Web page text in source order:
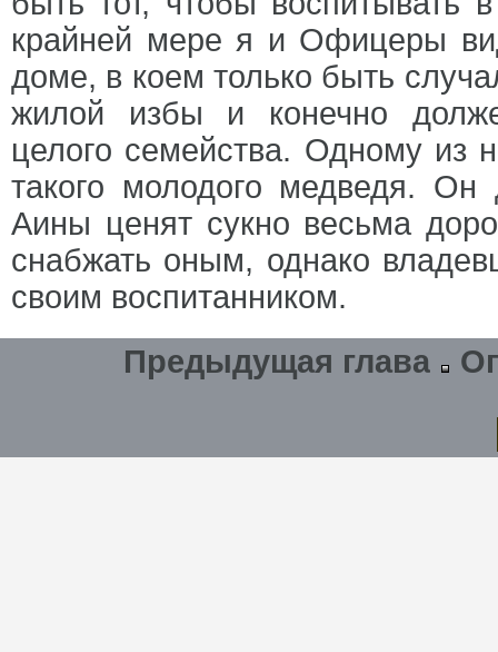
крайней мере я и Офицеры
доме, в коем только быть
жилой избы и конечно
целого семейства. Одному из
такого молодого медведя. Он
Аины ценят сукно весьма
снабжать оным, однако
своим воспитанником.
Предыдущая глава